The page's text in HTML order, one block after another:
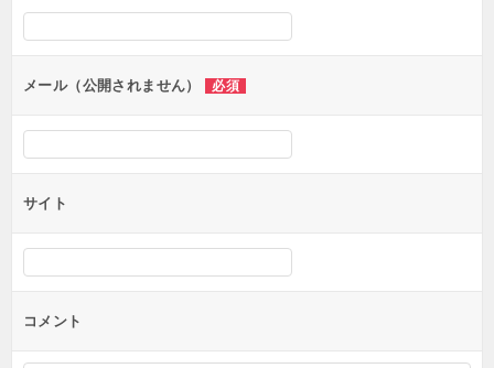
シ
ンメール（公開されません） 必須
サイト
コメント